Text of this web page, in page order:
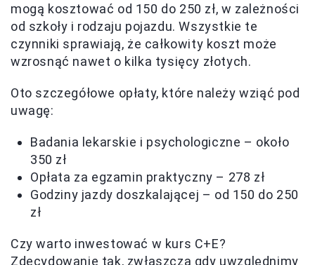
mogą kosztować od 150 do 250 zł, w zależności
od szkoły i rodzaju pojazdu. Wszystkie te
czynniki sprawiają, że całkowity koszt może
wzrosnąć nawet o kilka tysięcy złotych.
Oto szczegółowe opłaty, które należy wziąć pod
uwagę:
Badania lekarskie i psychologiczne – około
350 zł
Opłata za egzamin praktyczny – 278 zł
Godziny jazdy doszkalającej – od 150 do 250
zł
Czy warto inwestować w kurs C+E?
Zdecydowanie tak, zwłaszcza gdy uwzględnimy